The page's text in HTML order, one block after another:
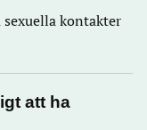
kontakter
att ha